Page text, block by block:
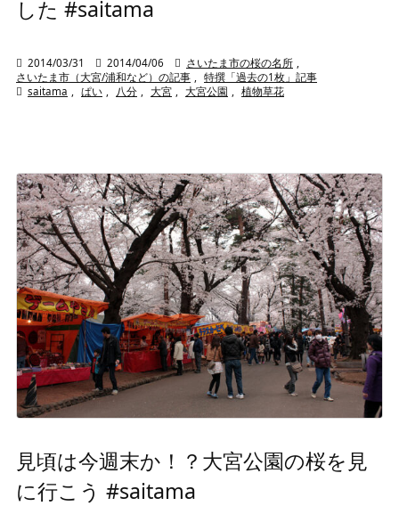
した #saitama
 2014/03/31  2014/04/06  さいたま市の桜の名所 ,
さいたま市（大宮/浦和など）の記事 , 特撰「過去の1枚」記事
 saitama , ぱい , 八分 , 大宮 , 大宮公園 , 植物草花
見頃は今週末か！？大宮公園の桜を見
に行こう #saitama